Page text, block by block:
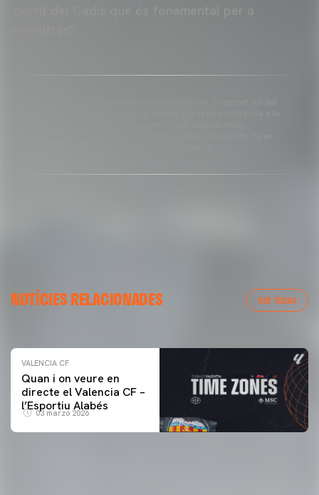
NOTÍCIES RELACIONADES VER TODAS
ENTRENAMENT DEL VALENCIA CF 04/03/26
VALENCIA CF
Quan i on veure en
directe el Valencia CF –
l’Esportiu Alabés
03 marzo 2026